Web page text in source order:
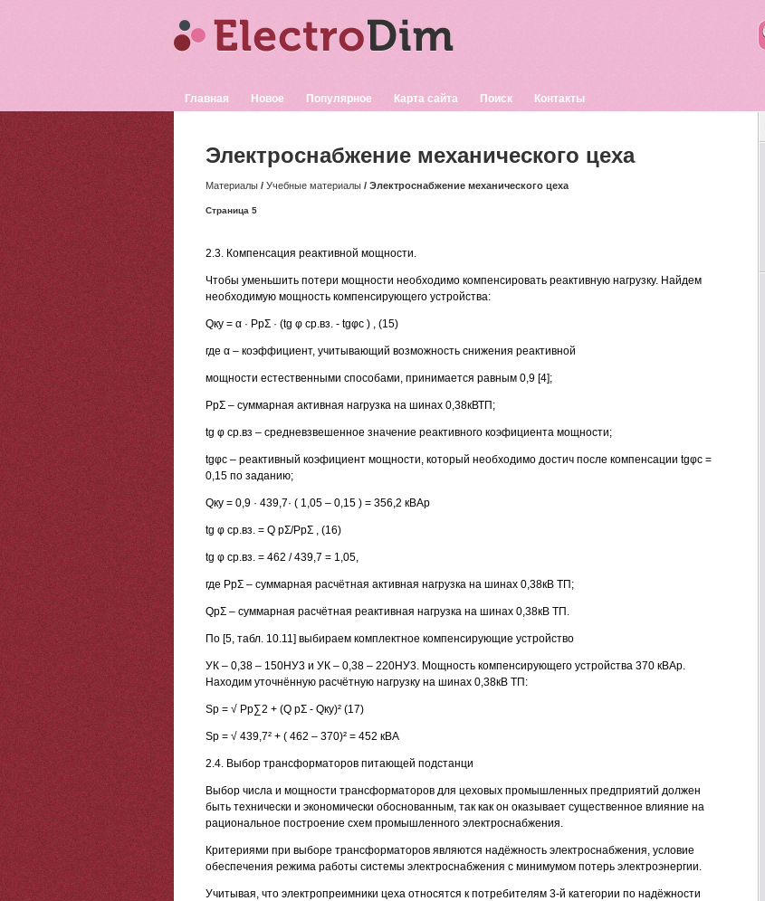
Главная Новое Популярное Карта сайта Поиск Контакты
Электроснабжение механического цеха
Материалы / Учебные материалы / Электроснабжение механического цеха
Страница 5
2.3. Компенсация реактивной мощности.
Чтобы уменьшить потери мощности необходимо компенсировать реактивную нагрузку. Найдем
необходимую мощность компенсирующего устройства:
Qку = α · PрΣ · (tg φ ср.вз. - tgφс ) , (15)
где α – коэффициент, учитывающий возможность снижения реактивной
мощности естественными способами, принимается равным 0,9 [4];
PрΣ – суммарная активная нагрузка на шинах 0,38кВТП;
tg φ ср.вз – средневзвешенное значение реактивного коэфициента мощности;
tgφс – реактивный коэфициент мощности, который необходимо достич после компенсации tgφс =
0,15 по заданию;
Qку = 0,9 · 439,7· ( 1,05 – 0,15 ) = 356,2 кВАр
tg φ ср.вз. = Q рΣ/PрΣ , (16)
tg φ ср.вз. = 462 / 439,7 = 1,05,
где РрΣ – суммарная расчётная активная нагрузка на шинах 0,38кВ ТП;
QрΣ – суммарная расчётная реактивная нагрузка на шинах 0,38кВ ТП.
По [5, табл. 10.11] выбираем комплектное компенсирующие устройство
УК – 0,38 – 150НУ3 и УК – 0,38 – 220НУ3. Мощность компенсирующего устройства 370 кВАр.
Находим уточнённую расчётную нагрузку на шинах 0,38кВ ТП:
Sр = √ Рр∑2 + (Q рΣ - Qку)² (17)
Sр = √ 439,7² + ( 462 – 370)² = 452 кВА
2.4. Выбор трансформаторов питающей подстанци
Выбор числа и мощности трансформаторов для цеховых промышленных предприятий должен
быть технически и экономически обоснованным, так как он оказывает существенное влияние на
рациональное построение схем промышленного электроснабжения.
Критериями при выборе трансформаторов являются надёжность электроснабжения, условие
обеспечения режима работы системы электроснабжения с минимумом потерь электроэнергии.
Учитывая, что электропреимники цеха относятся к потребителям 3-й категории по надёжности